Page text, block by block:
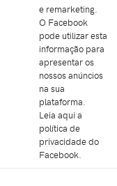
e remarketing.
O Facebook
pode utilizar esta
informação para
apresentar os
nossos anúncios
na sua
plataforma.
Leia aqui a
política de
privacidade do
Facebook.